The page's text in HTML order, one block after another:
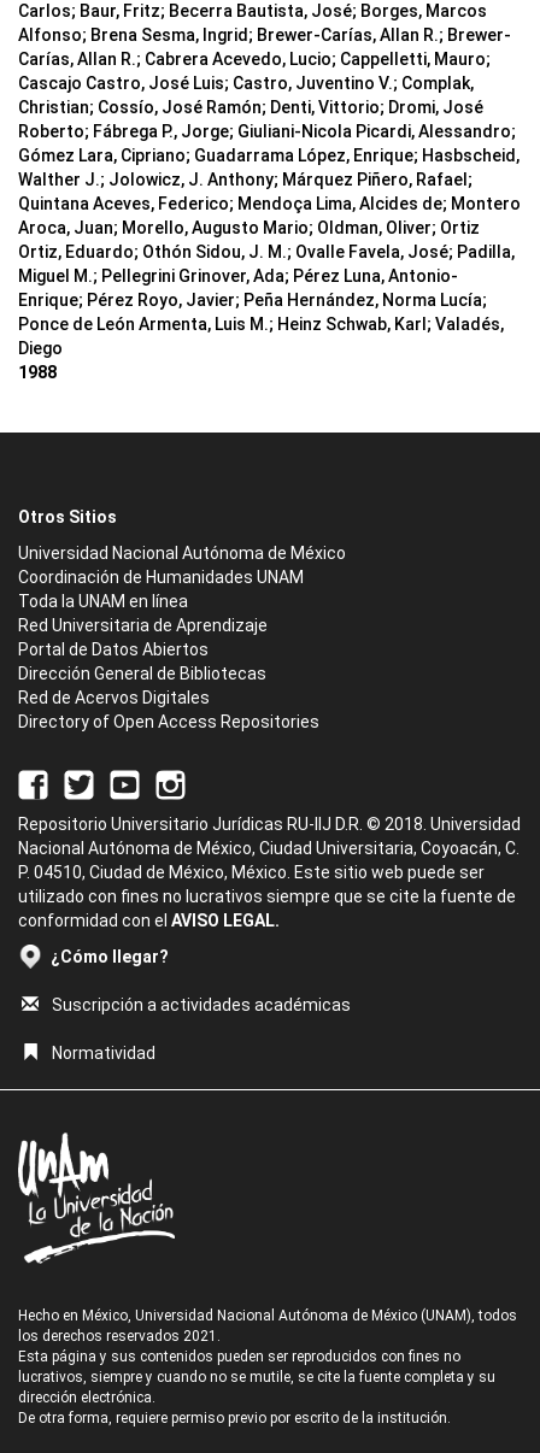
Carlos; Baur, Fritz; Becerra Bautista, José; Borges, Marcos
Alfonso; Brena Sesma, Ingrid; Brewer-Carías, Allan R.; Brewer-
Carías, Allan R.; Cabrera Acevedo, Lucio; Cappelletti, Mauro;
Cascajo Castro, José Luis; Castro, Juventino V.; Complak,
Christian; Cossío, José Ramón; Denti, Vittorio; Dromi, José
Roberto; Fábrega P., Jorge; Giuliani-Nicola Picardi, Alessandro;
Gómez Lara, Cipriano; Guadarrama López, Enrique; Hasbscheid,
Walther J.; Jolowicz, J. Anthony; Márquez Piñero, Rafael;
Quintana Aceves, Federico; Mendoça Lima, Alcides de; Montero
Aroca, Juan; Morello, Augusto Mario; Oldman, Oliver; Ortiz
Ortiz, Eduardo; Othón Sidou, J. M.; Ovalle Favela, José; Padilla,
Miguel M.; Pellegrini Grinover, Ada; Pérez Luna, Antonio-
Enrique; Pérez Royo, Javier; Peña Hernández, Norma Lucía;
Ponce de León Armenta, Luis M.; Heinz Schwab, Karl; Valadés,
Diego
1988
Otros Sitios
Universidad Nacional Autónoma de México
Coordinación de Humanidades UNAM
Toda la UNAM en línea
Red Universitaria de Aprendizaje
Portal de Datos Abiertos
Dirección General de Bibliotecas
Red de Acervos Digitales
Directory of Open Access Repositories
Repositorio Universitario Jurídicas RU-IIJ D.R. © 2018. Universidad
Nacional Autónoma de México, Ciudad Universitaria, Coyoacán, C.
P. 04510, Ciudad de México, México. Este sitio web puede ser
utilizado con fines no lucrativos siempre que se cite la fuente de
conformidad con el AVISO LEGAL.
¿Cómo llegar?
Suscripción a actividades académicas
Normatividad
Hecho en México, Universidad Nacional Autónoma de México (UNAM), todos
los derechos reservados 2021.
Esta página y sus contenidos pueden ser reproducidos con fines no
lucrativos, siempre y cuando no se mutile, se cite la fuente completa y su
dirección electrónica.
De otra forma, requiere permiso previo por escrito de la institución.